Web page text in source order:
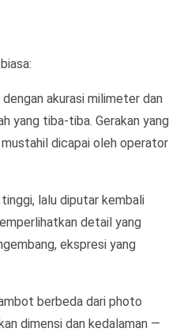
akurasi milimeter dan
yang tiba-tiba. Gerakan yang
dicapai oleh operator
lalu diputar kembali
detail yang
ekspresi yang
berbeda dari photo
dimensi dan kedalaman —